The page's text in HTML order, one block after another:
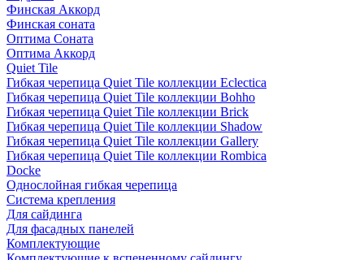
Финская Аккорд
Финская соната
Оптима Соната
Оптима Аккорд
Quiet Tile
Гибкая черепица Quiet Tile коллекции Eclectica
Гибкая черепица Quiet Tile коллекции Bohho
Гибкая черепица Quiet Tile коллекции Brick
Гибкая черепица Quiet Tile коллекции Shadow
Гибкая черепица Quiet Tile коллекции Gallery
Гибкая черепица Quiet Tile коллекции Rombica
Docke
Однослойная гибкая черепица
Система крепления
Для сайдинга
Для фасадных панелей
Комплектующие